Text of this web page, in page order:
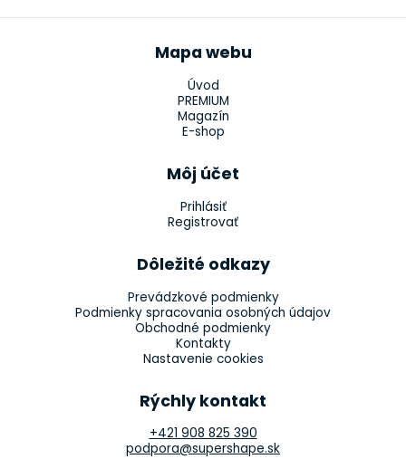
Mapa webu
Úvod
PREMIUM
Magazín
E-shop
Môj účet
Prihlásiť
Registrovať
Dôležité odkazy
Prevádzkové podmienky
Podmienky spracovania osobných údajov
Obchodné podmienky
Kontakty
Nastavenie cookies
Rýchly kontakt
+421 908 825 390
podpora@supershape.sk